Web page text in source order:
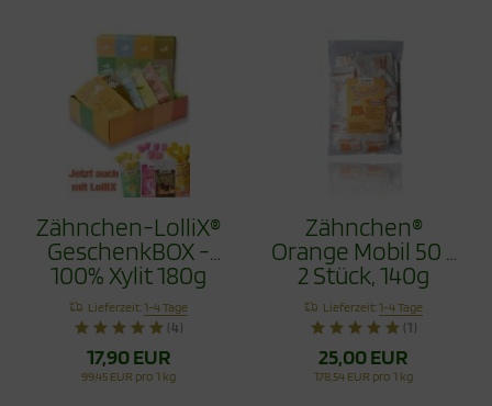
Zähnchen-LolliX®
GeschenkBOX -
100% Xylit 180g
Lieferzeit:1-4 Tage
(4)
17,90 EUR
99,45 EUR pro 1 kg
Zähnchen®
Orange Mobil 50 x
2 Stück, 140g
Lieferzeit:1-4 Tage
(1)
25,00 EUR
178,54 EUR pro 1 kg